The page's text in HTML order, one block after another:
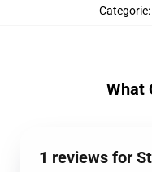
Categorie:
What
1 reviews for